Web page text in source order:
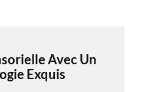
Avec Un
Exquis